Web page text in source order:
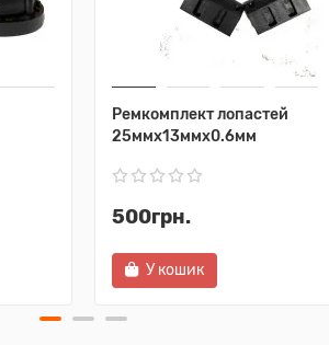
Ремкомплект лопастей
25ммх13ммх0.6мм
500грн.
У кошик